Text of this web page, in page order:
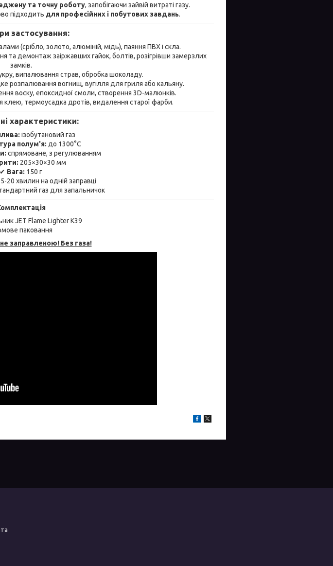
та точну роботу, запобігаючи зайвій витраті газу.
підходить для професійних і побутових завдань.
застосування:
(срібло, золото, алюміній, мідь), паяння ПВХ і скла.
та демонтаж заіржавших гайок, болтів, розігрівши замерзлих
замків.
випалювання страв, обробка шоколаду.
розпалювання вогнищ, вугілля для гриля або кальяну.
воску, епоксидної смоли, створення 3D-малюнків.
термоусадка дротів, видалення старої фарби.
характеристики:
ізобутановий газ
полум'я: до 1300°C
спрямоване, з регулюванням
205×30×30 мм
✔ Вага: 150 г
20 хвилин на одній заправці
газ для запальничок
JET Flame Lighter K39
паковання
заправленою! Без газа!